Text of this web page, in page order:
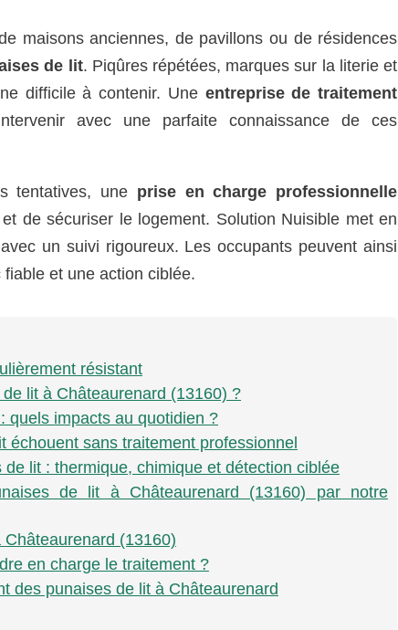
de maisons anciennes, de pavillons ou de résidences
de lit. Piqûres répétées, marques sur la literie et
difficile à contenir. Une entreprise de traitement
avec une parfaite connaissance de ces
tentatives, une prise en charge professionnelle
de sécuriser le logement. Solution Nuisible met en
un suivi rigoureux. Les occupants peuvent ainsi
fiable et une action ciblée.
résistant
lit à Châteaurenard (13160) ?
quels impacts au quotidien ?
échouent sans traitement professionnel
lit : thermique, chimique et détection ciblée
de lit à Châteaurenard (13160) par notre
Châteaurenard (13160)
en charge le traitement ?
des punaises de lit à Châteaurenard